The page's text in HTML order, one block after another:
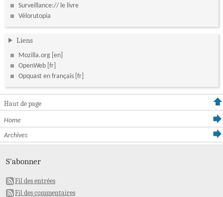
Surveillance:// le livre
Vélorutopia
Liens
Mozilla.org
OpenWeb
Opquast en français
Haut de page
Home
Archives
S'abonner
Fil des entrées
Fil des commentaires